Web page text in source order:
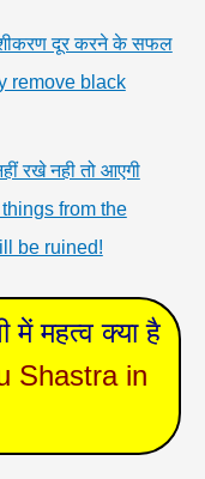
दूर करने के सफल
remove black
रखे नही तो आएगी
things from the
be ruined!
में महत्व क्या है
Shastra in